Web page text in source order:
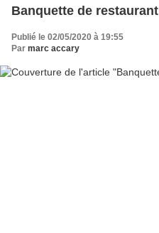
Banquette de restaurant
Publié le 02/05/2020 à 19:55
Par marc accary